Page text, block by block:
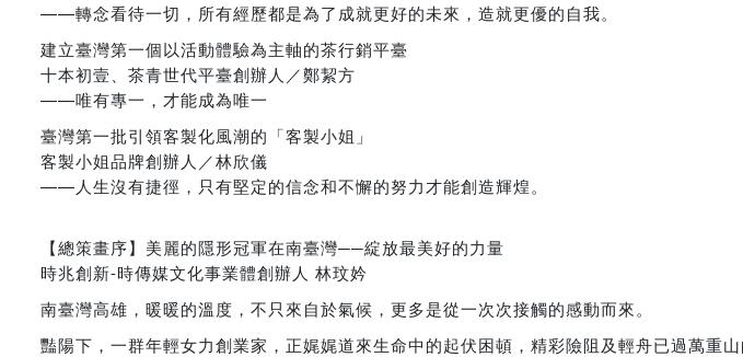
——轉念看待一切，所有經歷都是為了成就更好的未來，造就更優的自我。
建立臺灣第一個以活動體驗為主軸的茶行銷平臺
十本初壹、茶青世代平臺創辦人／鄭絜方
——唯有專一，才能成為唯一
臺灣第一批引領客製化風潮的「客製小姐」
客製小姐品牌創辦人／林欣儀
——人生沒有捷徑，只有堅定的信念和不懈的努力才能創造輝煌。
【總策畫序】美麗的隱形冠軍在南臺灣──綻放最美好的力量
時兆創新-時傳媒文化事業體創辦人 林玟妗
南臺灣高雄，暖暖的溫度，不只來自於氣候，更多是從一次次接觸的感動而來。
豔陽下，一群年輕女力創業家，正娓娓道來生命中的起伏困頓，精彩險阻及輕舟已過萬重